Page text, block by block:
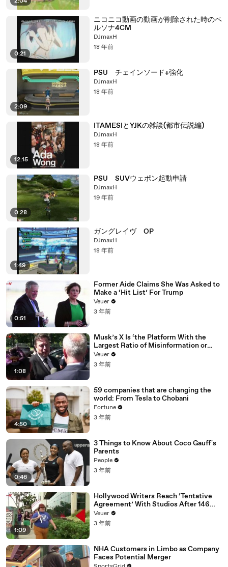
0:21
ニコニコ動画の動画が削除された時のペ
ルソナ4CM
DJmaxH
18 年前
2:09
PSU チェインソード+強化
DJmaxH
18 年前
12:15
ITAMESIとYJKの雑談(都市伝説編)
DJmaxH
18 年前
0:28
PSU SUVウェポン起動申請
DJmaxH
19 年前
1:49
ガングレイヴ OP
DJmaxH
18 年前
0:51
Former Aide Claims She Was Asked to
Make a ‘Hit List’ For Trump
Veuer
3 年前
1:08
Musk’s X Is ‘the Platform With the
Largest Ratio of Misinformation or
Disinformation’ Amongst All Social
Media Platforms
Veuer
3 年前
4:50
59 companies that are changing the
world: From Tesla to Chobani
Fortune
3 年前
0:46
3 Things to Know About Coco Gauff's
Parents
People
3 年前
1:09
Hollywood Writers Reach ‘Tentative
Agreement’ With Studios After 146
Day Strike
Veuer
3 年前
NHA Customers in Limbo as Company
Faces Potential Merger